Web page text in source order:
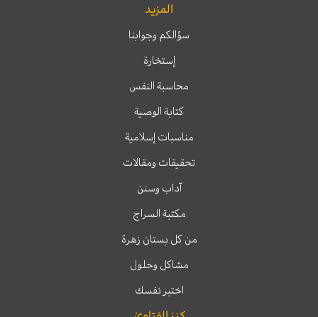
المزيد
سؤالكم وجوابنا
إستخارة
محاسبة النفس
كتابة الوصية
مناسبات إسلامية
تحقيقات ومقالات
آداب وسنن
مكتبة السراج
من كل بستان زهرة
مشاكل وحلول
اختبر نفسك